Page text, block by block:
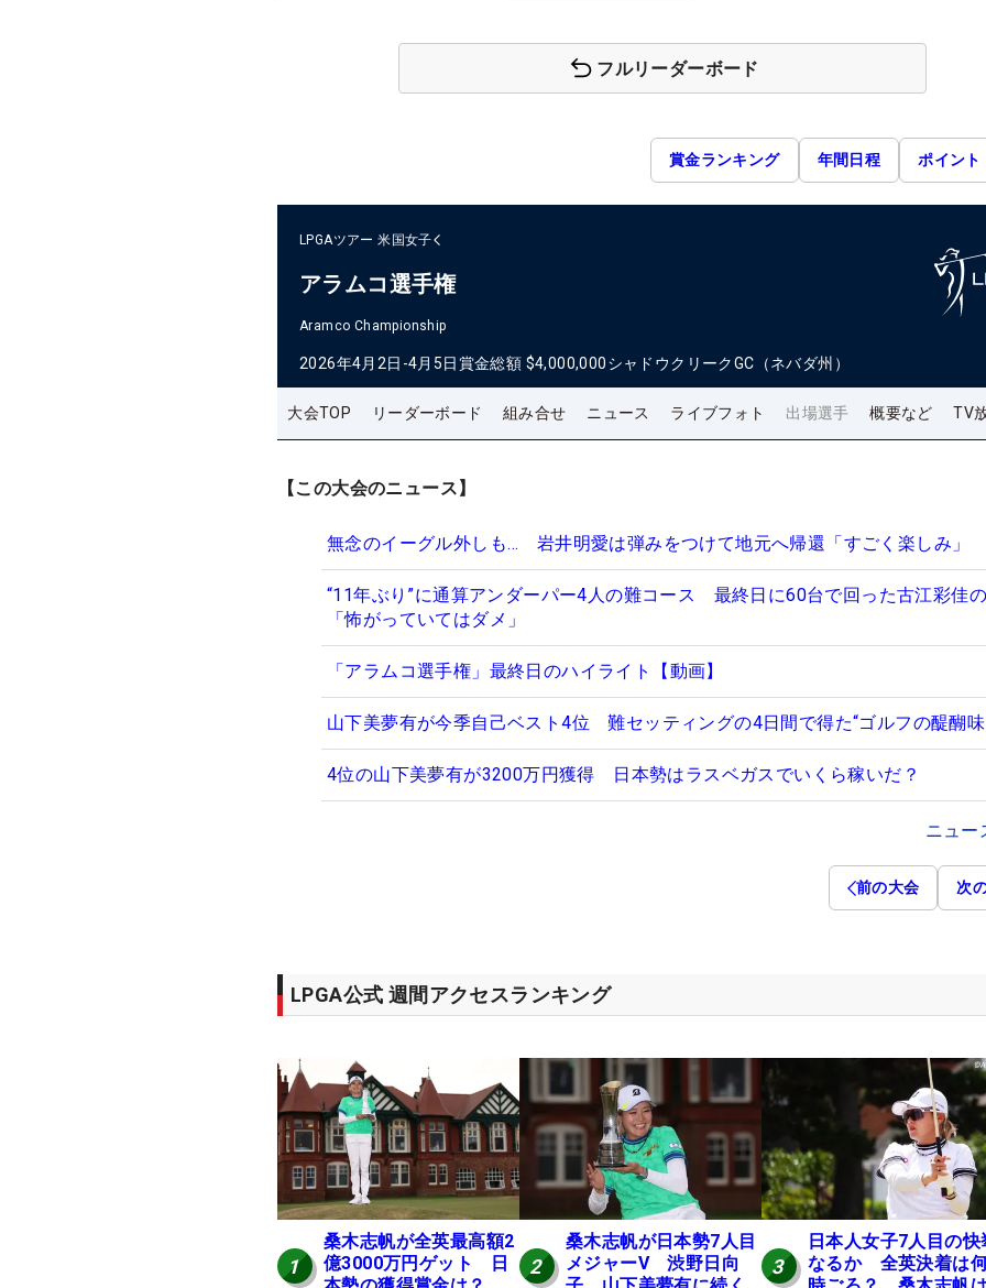
フルリーダーボード
賞金ランキング 年間日程 ポイント
LPGAツアー 米国女子
アラムコ選手権
Aramco Championship
2026年4月2日-4月5日賞金総額 $4,000,000シャドウクリークGC（ネバダ州）
大会TOP リーダーボード 組み合せ ニュース ライブフォト 出場選手 概要など TV
【この大会のニュース】
無念のイーグル外しも… 岩井明愛は弾みをつけて地元へ帰還「すごく楽しみ」
“11年ぶり”に通算アンダーパー4人の難コース 最終日に60台で回った古江彩佳
「怖がっていてはダメ」
「アラムコ選手権」最終日のハイライト【動画】
山下美夢有が今季自己ベスト4位 難セッティングの4日間で得た“ゴルフの醍醐味
4位の山下美夢有が3200万円獲得 日本勢はラスベガスでいくら稼いだ？
ニュー
前の大会 次
LPGA公式 週間アクセスランキング
1
桑木志帆が全英最高額2
億3000万円ゲット 日
2
桑木志帆が日本勢7人目
メジャーV 渋野日向
3
日本人女子7人目の快
なるか 全英決着は